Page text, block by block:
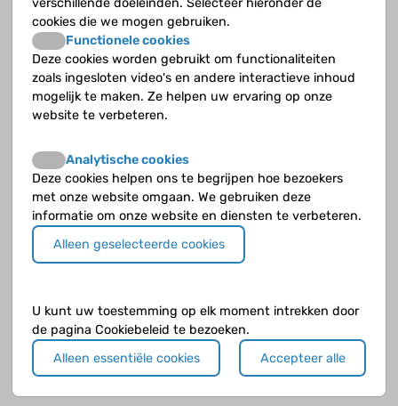
Klik op de knopverder naar voorbeeldals je klaar bent.
verschillende doeleinden. Selecteer hieronder de
cookies die we mogen gebruiken.
Functionele cookies
Deze cookies worden gebruikt om functionaliteiten
zoals ingesloten video's en andere interactieve inhoud
mogelijk te maken. Ze helpen uw ervaring op onze
website te verbeteren.
Analytische cookies
Deze cookies helpen ons te begrijpen hoe bezoekers
met onze website omgaan. We gebruiken deze
informatie om onze website en diensten te verbeteren.
Alleen geselecteerde cookies
U kunt uw toestemming op elk moment intrekken door
de pagina Cookiebeleid te bezoeken.
Alleen essentiële cookies
Accepteer alle